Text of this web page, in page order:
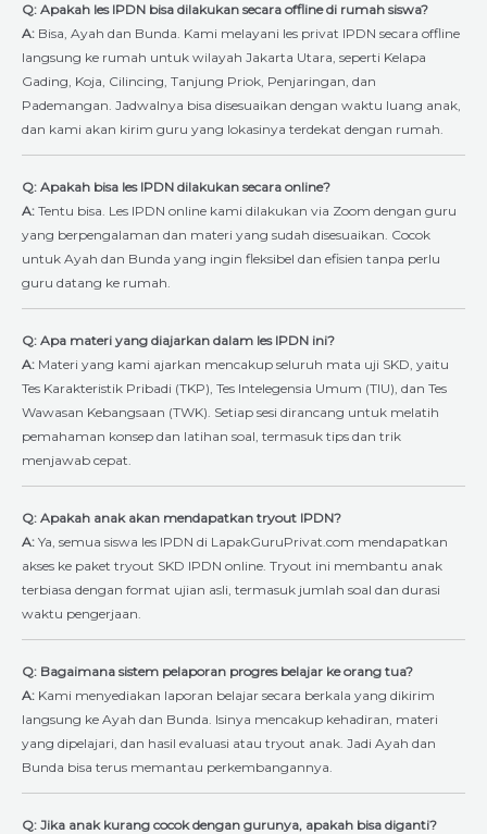
Q: Apakah les IPDN bisa dilakukan secara offline di rumah siswa?
A: Bisa, Ayah dan Bunda. Kami melayani les privat IPDN secara offline
langsung ke rumah untuk wilayah Jakarta Utara, seperti Kelapa
Gading, Koja, Cilincing, Tanjung Priok, Penjaringan, dan
Pademangan. Jadwalnya bisa disesuaikan dengan waktu luang anak,
dan kami akan kirim guru yang lokasinya terdekat dengan rumah.
Q: Apakah bisa les IPDN dilakukan secara online?
A: Tentu bisa. Les IPDN online kami dilakukan via Zoom dengan guru
yang berpengalaman dan materi yang sudah disesuaikan. Cocok
untuk Ayah dan Bunda yang ingin fleksibel dan efisien tanpa perlu
guru datang ke rumah.
Q: Apa materi yang diajarkan dalam les IPDN ini?
A: Materi yang kami ajarkan mencakup seluruh mata uji SKD, yaitu
Tes Karakteristik Pribadi (TKP), Tes Intelegensia Umum (TIU), dan Tes
Wawasan Kebangsaan (TWK). Setiap sesi dirancang untuk melatih
pemahaman konsep dan latihan soal, termasuk tips dan trik
menjawab cepat.
Q: Apakah anak akan mendapatkan tryout IPDN?
A: Ya, semua siswa les IPDN di LapakGuruPrivat.com mendapatkan
akses ke paket tryout SKD IPDN online. Tryout ini membantu anak
terbiasa dengan format ujian asli, termasuk jumlah soal dan durasi
waktu pengerjaan.
Q: Bagaimana sistem pelaporan progres belajar ke orang tua?
A: Kami menyediakan laporan belajar secara berkala yang dikirim
langsung ke Ayah dan Bunda. Isinya mencakup kehadiran, materi
yang dipelajari, dan hasil evaluasi atau tryout anak. Jadi Ayah dan
Bunda bisa terus memantau perkembangannya.
Q: Jika anak kurang cocok dengan gurunya, apakah bisa diganti?